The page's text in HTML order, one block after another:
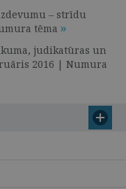
– strīdu
tēma
judikatūras un
2016 | Numura